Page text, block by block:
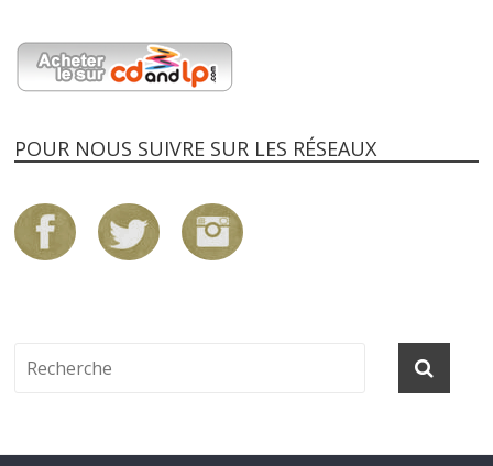
POUR NOUS SUIVRE SUR LES RÉSEAUX